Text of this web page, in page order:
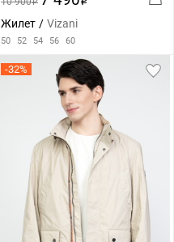
i
Жилет Vizani
50 52 54 56 60
-32%